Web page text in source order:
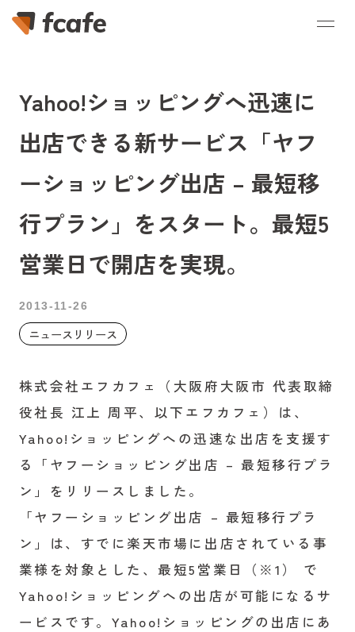
Yahoo!ショッピングへ迅速に
出店できる新サービス「ヤフ
ーショッピング出店 – 最短移
行プラン」をスタート。最短5
営業日で開店を実現。
2013-11-26
ニュースリリース
株式会社エフカフェ（大阪府大阪市 代表取締
役社長 江上 周平、以下エフカフェ）は、
Yahoo!ショッピングへの迅速な出店を支援す
る「ヤフーショッピング出店 – 最短移行プラ
ン」をリリースしました。
「ヤフーショッピング出店 – 最短移行プラ
ン」は、すでに楽天市場に出店されている事
業様を対象とした、最短5営業日（※1） で
Yahoo!ショッピングへの出店が可能になるサ
ービスです。Yahoo!ショッピングの出店にあ